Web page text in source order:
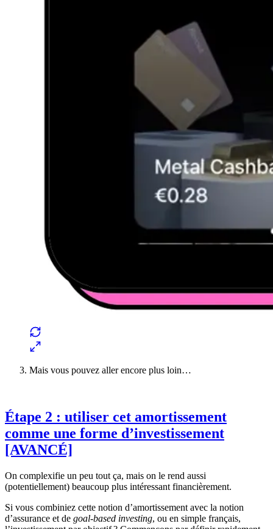
Mais vous pouvez aller encore plus loin…
Étape 2 : utiliser cet amortissement
comme une forme d’investissement
[AVANCÉ]
On complexifie un peu tout ça, mais on le rend aussi
(potentiellement) beaucoup plus intéressant financièrement.
Si vous combiniez cette notion d’amortissement avec la notion
d’assurance et de goal-based investing, ou en simple français,